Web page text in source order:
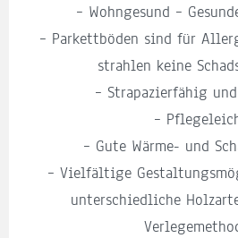
– Wohngesund –
– Parkettböden sind für
strahlen keine
– Strapazierfähig
–
– Gute Wärme- und
– Vielfältige
unterschiedliche